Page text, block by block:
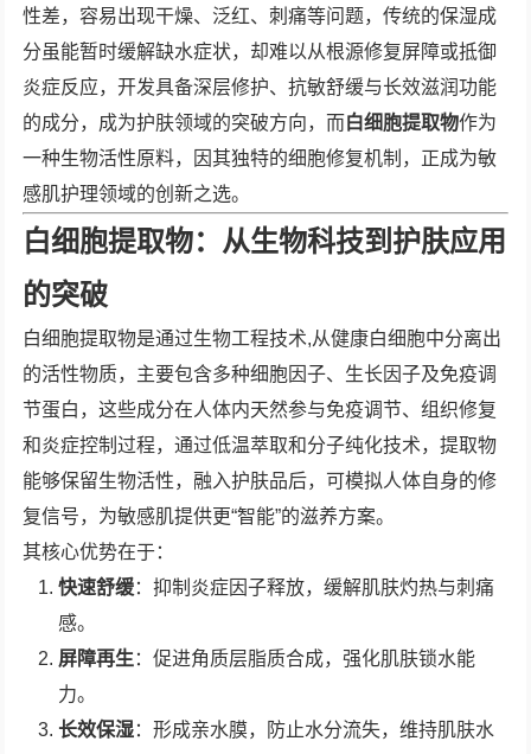
性差，容易出现干燥、泛红、刺痛等问题，传统的保湿成
分虽能暂时缓解缺水症状，却难以从根源修复屏障或抵御
炎症反应，开发具备深层修护、抗敏舒缓与长效滋润功能
的成分，成为护肤领域的突破方向，而白细胞提取物作为
一种生物活性原料，因其独特的细胞修复机制，正成为敏
感肌护理领域的创新之选。
白细胞提取物：从生物科技到护肤应用
的突破
白细胞提取物是通过生物工程技术,从健康白细胞中分离出
的活性物质，主要包含多种细胞因子、生长因子及免疫调
节蛋白，这些成分在人体内天然参与免疫调节、组织修复
和炎症控制过程，通过低温萃取和分子纯化技术，提取物
能够保留生物活性，融入护肤品后，可模拟人体自身的修
复信号，为敏感肌提供更“智能”的滋养方案。
其核心优势在于：
快速舒缓：抑制炎症因子释放，缓解肌肤灼热与刺痛
感。
屏障再生 ：促进角质层脂质合成，强化肌肤锁水能
力。
长效保湿：形成亲水膜，防止水分流失，维持肌肤水